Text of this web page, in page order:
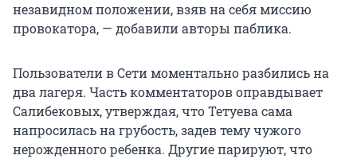
незавидном положении, взяв на себя миссию
провокатора, — добавили авторы паблика.
Пользователи в Сети моментально разбились на
два лагеря. Часть комментаторов оправдывает
Салибековых, утверждая, что Тетуева сама
напросилась на грубость, задев тему чужого
нерожденного ребенка. Другие парируют, что